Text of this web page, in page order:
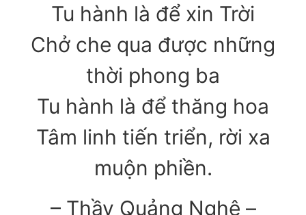
Tu hành là để xin Trời
Chở che qua được những
thời phong ba
Tu hành là để thăng hoa
Tâm linh tiến triển, rời xa
muộn phiền.
– Thầy Quảng Nghệ –